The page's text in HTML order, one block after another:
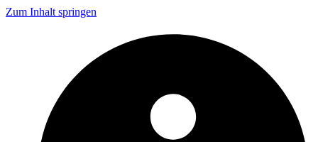
Zum Inhalt springen